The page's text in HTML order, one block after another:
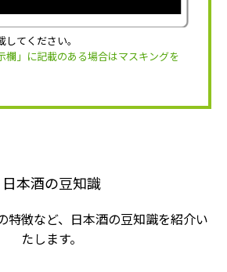
てください。
欄」に記載のある場合はマスキングを
日本酒の豆知識
特徴など、日本酒の豆知識を紹介い
たします。